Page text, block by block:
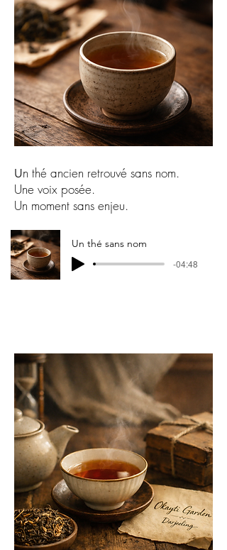
Un thé ancien retrouvé sans nom.
Une voix posée.
Un moment sans enjeu.
Un thé sans nom
-04:48